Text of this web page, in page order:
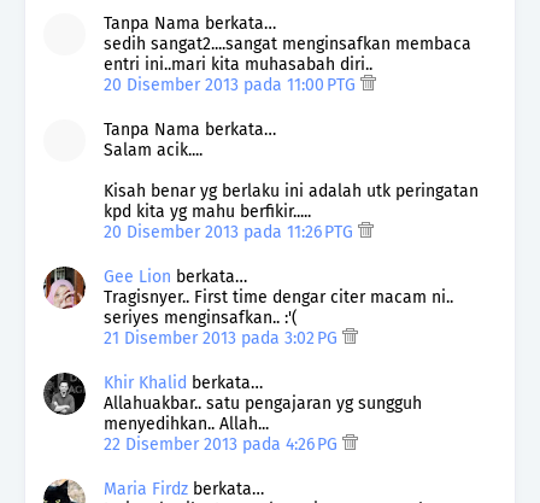
Tanpa Nama berkata…
sedih sangat2....sangat menginsafkan membaca
entri ini..mari kita muhasabah diri..
20 Disember 2013 pada 11:00 PTG
Tanpa Nama berkata…
Salam acik....
Kisah benar yg berlaku ini adalah utk peringatan
kpd kita yg mahu berfikir.....
20 Disember 2013 pada 11:26 PTG
Gee Lion berkata…
Tragisnyer.. First time dengar citer macam ni..
seriyes menginsafkan.. :'(
21 Disember 2013 pada 3:02 PG
Khir Khalid berkata…
Allahuakbar.. satu pengajaran yg sungguh
menyedihkan.. Allah...
22 Disember 2013 pada 4:26 PG
Maria Firdz berkata…